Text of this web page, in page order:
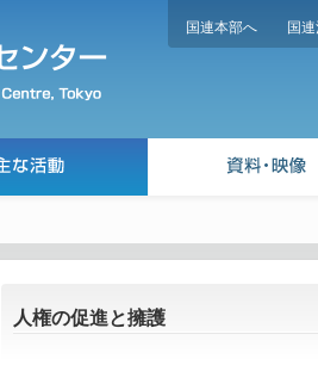
国連本部へ 国
人権の促進と擁護